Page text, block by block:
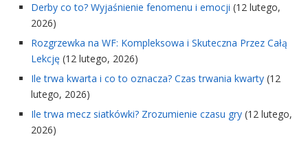
Derby co to? Wyjaśnienie fenomenu i emocji (12 lutego,
2026)
Rozgrzewka na WF: Kompleksowa i Skuteczna Przez Całą
Lekcję (12 lutego, 2026)
Ile trwa kwarta i co to oznacza? Czas trwania kwarty (12
lutego, 2026)
Ile trwa mecz siatkówki? Zrozumienie czasu gry (12 lutego,
2026)